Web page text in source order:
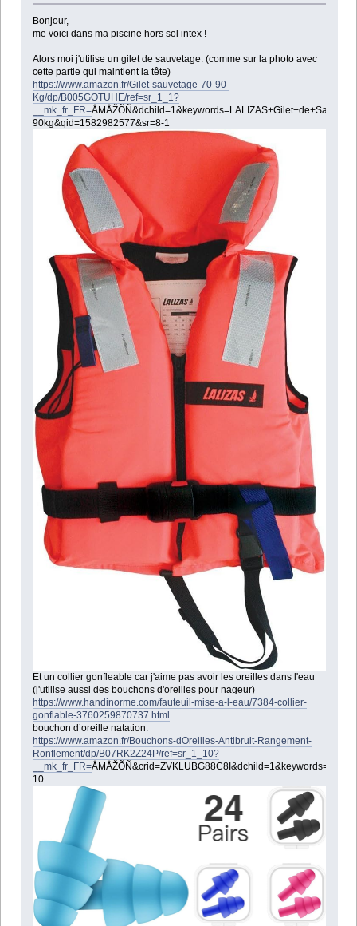
Bonjour,
me voici dans ma piscine hors sol intex !
Alors moi j'utilise un gilet de sauvetage. (comme sur la photo avec
cette partie qui maintient la tête)
https://www.amazon.fr/Gilet-sauvetage-70-90-
Kg/dp/B005GOTUHE/ref=sr_1_1?
__mk_fr_FR=
90kg&qid=1582982577&sr=8-1
Et un collier gonfleable car j'aime pas avoir les oreilles dans l'eau
(j'utilise aussi des bouchons d'oreilles pour nageur)
https://www.handinorme.com/fauteuil-mise-a-l-eau/7384-collier-
gonflable-3760259870737.html
bouchon d’oreille natation:
https://www.amazon.fr/Bouchons-dOreilles-Antibruit-Rangement-
Ronflement/dp/B07RK2Z24P/ref=sr_1_10?
__mk_fr_FR=
10